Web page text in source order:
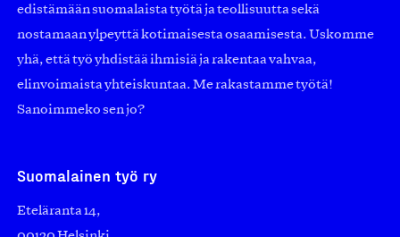
edistämään suomalaista työtä ja teollisuutta sekä
nostamaan ylpeyttä kotimaisesta osaamisesta. Uskomme
yhä, että työ yhdistää ihmisiä ja rakentaa vahvaa,
elinvoimaista yhteiskuntaa. Me rakastamme työtä!
Sanoimmeko sen jo?
Suomalainen työ ry
Eteläranta 14,